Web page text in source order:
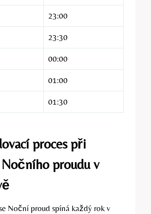
23:00
23:30
00:00
01:00
01:30
proces při
proudu v
Noční proud spíná každý rok v